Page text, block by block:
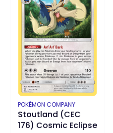
Stoutland (CEC
176) Cosmic Eclipse
PRODUCENT
POKÉMON COMPANY